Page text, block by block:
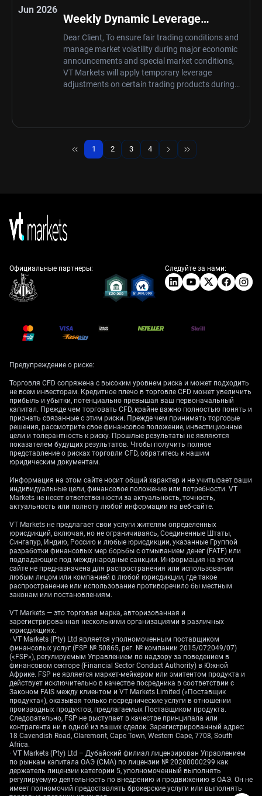
Jun 2026
Weekly Dynamic Leverage
Schedule Notification
Dear Client, To ensure fair trading conditions and
manage market volatility during major economic
announcements and special market conditions,
VT Markets will apply temporary leverage
adjustments on certain trading products during
Page
1 Page
2 Page
3 Page
4
Следуйте за нами:
Официальные партнеры:
Предупреждение о риске:
Торговля CFD сопряжена с высоким уровнем риска и может подходить
не всем инвесторам. Кредитное плечо в торговле CFD может увеличить
прибыль и убытки, потенциально превышая ваш первоначальный
капитал. Прежде чем торговать CFD, крайне важно полностью понять и
признать связанные с этим риски. Прежде чем принимать торговые
решения, рассмотрите свое финансовое положение, инвестиционные
цели и толерантность к риску. Прошлые результаты не являются
показателем будущих результатов. Чтобы получить полное
представление о рисках торговли CFD, обратитесь к нашим
юридическим документам.
Информация на этом сайте носит общий характер и не учитывает ваши
индивидуальные цели, финансовое положение или потребности. VT
Markets не несет ответственности за актуальность, точность,
актуальность или полноту любой информации на веб-сайте.
VT Markets не предлагает свои услуги жителям определенных
юрисдикций, включая, но не ограничиваясь, Соединенные Штаты,
Сингапур, Индию, Россию и любые юрисдикции, указанные Группой
разработки финансовых мер борьбы с отмыванием денег (FATF) или
подпадающие под международные санкции. Информация на этом
сайте не предназначена для распространения или использования
любым лицом или компанией в любой юрисдикции, где такое
распространение или использование противоречило бы местным
законам или постановлениям.
VT Markets — это торговая марка, авторизованная и
зарегистрированная несколькими организациями в различных
юрисдикциях.
· VT Markets (Pty) Ltd является уполномоченным поставщиком
финансовых услуг (FSP № 50865, рег. № компании 2015/072049/07)
(«FSP»), регулируемым Управлением по надзору за поведением в
финансовом секторе (Financial Sector Conduct Authority) в Южной
Африке. FSP не является маркет-мейкером или эмитентом продукта и
действует исключительно в качестве посредника в соответствии с
Законом FAIS между клиентом и VT Markets Limited («Поставщик
продукта»), оказывая только посреднические услуги в отношении
производных продуктов, предлагаемых Поставщиком продукта.
Следовательно, FSP не выступает в качестве принципала или
контрагента ни в одной из ваших сделок. Зарегистрированный адрес:
18 Cavendish Road, Claremont, Cape Town, Western Cape, 7708, South
Africa.
· VT Markets (Pty) Ltd – Дубайский филиал лицензирован Управлением
по рынкам капитала ОАЭ (CMA) по лицензии № 20200000299 как
держатель лицензии категории 5, уполномоченный выполнять
регулируемую деятельность по внедрению и продвижению в ОАЭ. Он не
имеет полномочий предоставлять брокерские услуги или выполнять